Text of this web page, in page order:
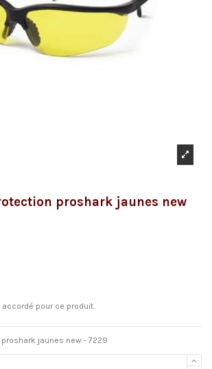
proshark jaunes new
pour ce produit.
jaunes new - 7229